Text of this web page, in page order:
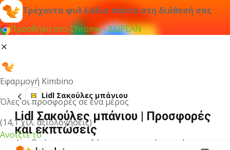
Τρέχοντα φυλλάδια πάντα στη διάθεσή σας
Προσθήκη στο Chrome - ΔΩΡΕΑΝ
Εφαρμογή Kimbino
Όλες οι προσφορές σε ένα μέρος
(14,1 χιλ. αξιολογήσεις)
Ανοίξτε το
Lidl Σακούλες μπάνιου
Lidl Σακούλες μπάνιου | Προσφορές
και εκπτώσεις
Δεν βρήκαμε αποτελέσματα για αυτόν τον όρο.